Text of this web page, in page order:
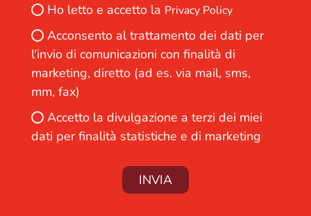
Ho letto e accetto la Privacy Policy
Acconsento al trattamento dei dati per
l'invio di comunicazioni con finalità di
marketing, diretto (ad es. via mail, sms,
mm, fax)
Accetto la divulgazione a terzi dei miei
dati per finalità statistiche e di marketing
INVIA